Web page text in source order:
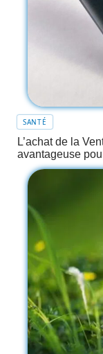
SANTÉ
L’achat de la
avantageuse